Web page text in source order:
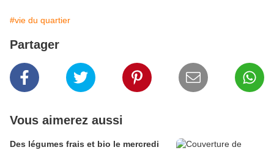
#vie du quartier
Partager
Vous aimerez aussi
Des légumes frais et bio le mercredi